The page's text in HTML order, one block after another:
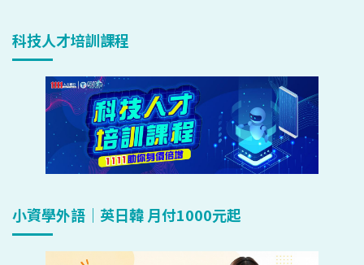
科技人才培訓課程
小資學外語｜英日韓 月付1000元起